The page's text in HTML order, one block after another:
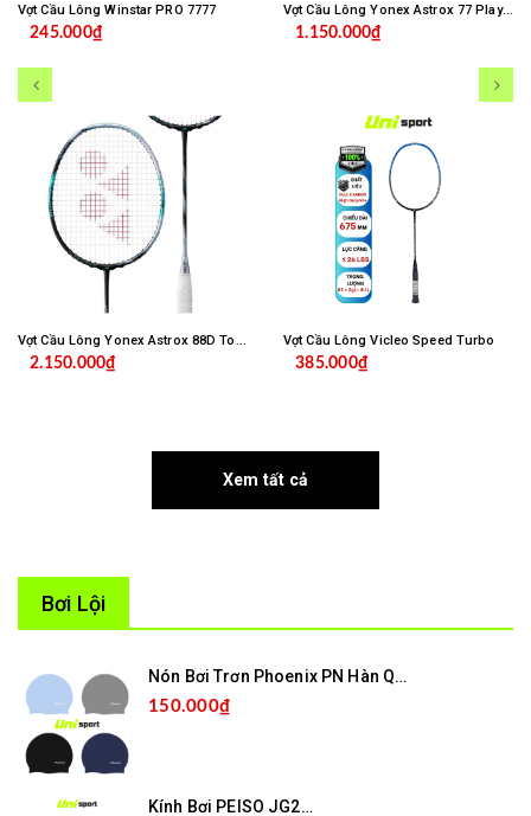
Vợt Cầu Lông Winstar PRO 7777
245.000₫
Vợt Cầu Lông Yonex Astrox 88D Tour 2024 Chính Hãng ( Tặng Cước )
2.150.000₫
Vợt Cầu Lông Yonex Astrox 77 Play Bản 2026
1.150.000₫
Vợt Cầu Lông Vicleo Speed Turbo
385.000₫
Xem tất cả
Bơi Lội
Nón Bơi Trơn Phoenix PN Hàn Quốc
150.000₫
Kính Bơi PEISO JG2600